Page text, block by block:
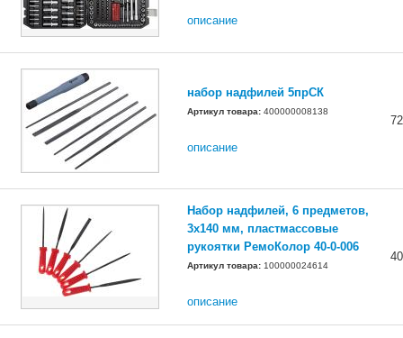
описание
набор надфилей 5прСК
Артикул товара: 400000008138
описание
Набор надфилей, 6 предметов,
3x140 мм, пластмассовые
рукоятки РемоКолор 40-0-006
Артикул товара: 100000024614
описание